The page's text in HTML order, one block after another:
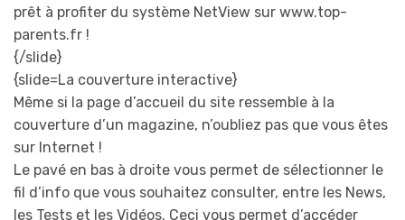
prêt à profiter du système NetView sur www.top-
parents.fr !
{/slide}
{slide=La couverture interactive}
Même si la page d’accueil du site ressemble à la
couverture d’un magazine, n’oubliez pas que vous êtes
sur Internet !
Le pavé en bas à droite vous permet de sélectionner le
fil d’info que vous souhaitez consulter, entre les News,
les Tests et les Vidéos. Ceci vous permet d’accéder